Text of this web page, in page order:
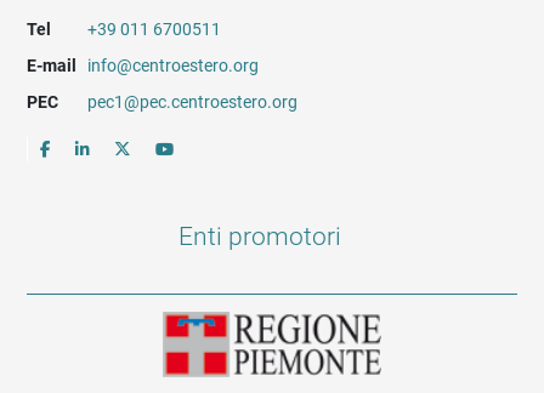
Tel
+39 011 6700511
E-mail
info@centroestero.org
PEC
pec1@pec.centroestero.org
Enti promotori